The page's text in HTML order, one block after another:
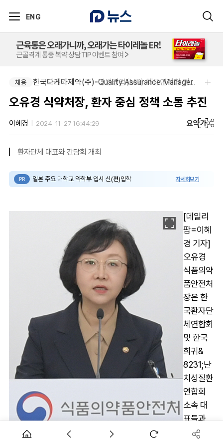
ENG
채용 한국다케다제약(주)-Quality Assurance Manager
채용 한국오츠카제약(주)-병원영업(MR) 채용연계형 인턴(신입사원) 모집 공고
오유경 식약처장, 환자 중심 정책 소통 추진
이혜경 2024-11-27 16:44:29 요약가
환자단체 대표와 간담회 개최
PR 일본 주요 대학교 약학부 입시 신(편)입학 자세히보기
[데일리
팜=이혜
경 기자]
오유경
식품의약
품안전처
장은 한
국환자단
체연합회
및 한국
희귀&
8231;난
치성질환
연합회
소속 대
표들과
환자 중